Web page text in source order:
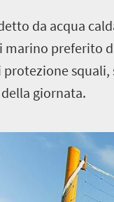
da acqua
marino preferito
squali,
giornata.